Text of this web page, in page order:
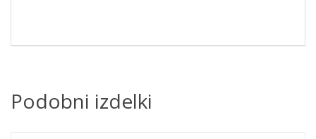
Podobni izdelki